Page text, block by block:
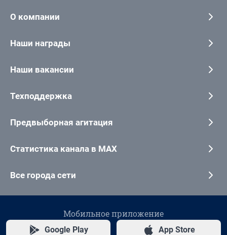
О компании
Наши награды
Наши вакансии
Техподдержка
Предвыборная агитация
Статистика канала в MAX
Все города сети
Мобильное приложение
Google Play App Store